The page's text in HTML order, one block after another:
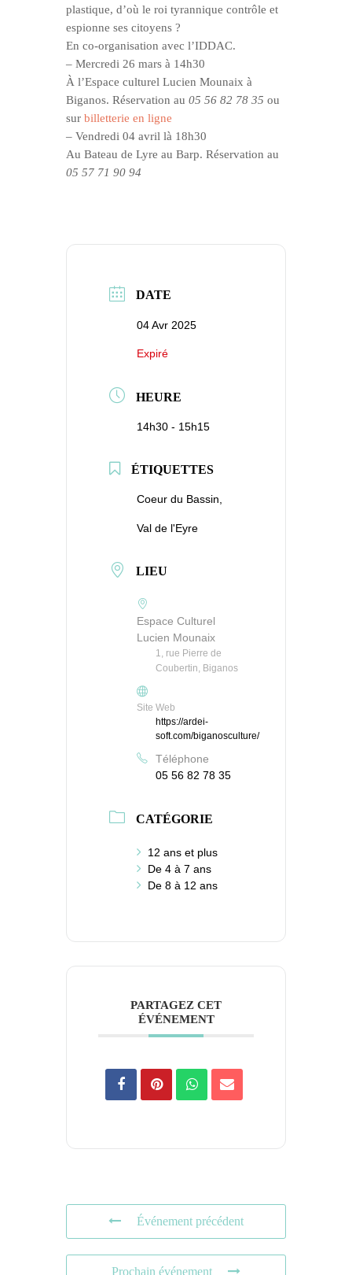
plastique, d’où le roi tyrannique contrôle et
espionne ses citoyens ?
En co-organisation avec l’IDDAC.
– Mercredi 26 mars à 14h30
À l’Espace culturel Lucien Mounaix à
Biganos. Réservation au 05 56 82 78 35 ou
sur billetterie en ligne
– Vendredi 04 avril là 18h30
Au Bateau de Lyre au Barp. Réservation au
05 57 71 90 94
DATE
04 Avr 2025
Expiré
HEURE
14h30 - 15h15
ÉTIQUETTES
Coeur du Bassin,
Val de l'Eyre
LIEU
Espace Culturel
Lucien Mounaix
1, rue Pierre de
Coubertin, Biganos
Site Web
https://ardei-
soft.com/biganosculture/
Téléphone
05 56 82 78 35
CATÉGORIE
12 ans et plus
De 4 à 7 ans
De 8 à 12 ans
PARTAGEZ CET
ÉVÉNEMENT
Événement précédent
Prochain événement